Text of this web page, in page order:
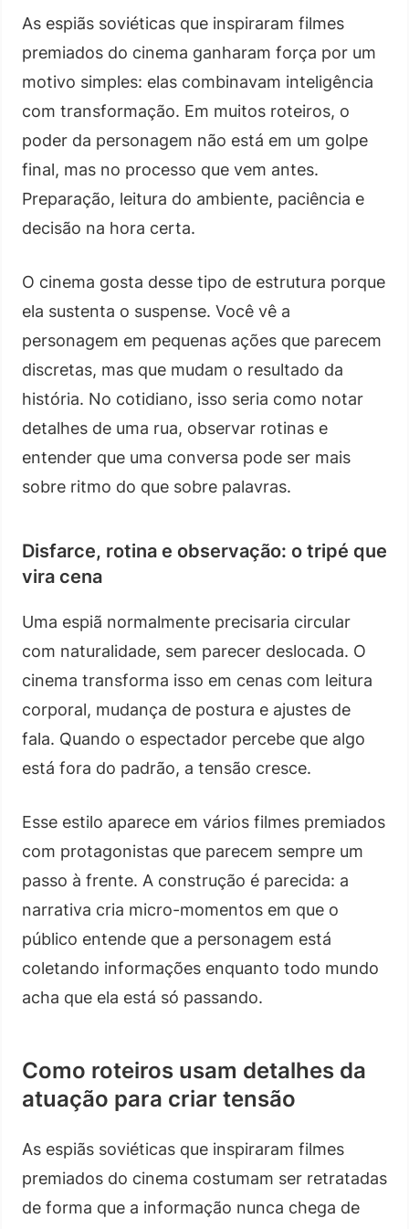
As espiãs soviéticas que inspiraram filmes
premiados do cinema ganharam força por um
motivo simples: elas combinavam inteligência
com transformação. Em muitos roteiros, o
poder da personagem não está em um golpe
final, mas no processo que vem antes.
Preparação, leitura do ambiente, paciência e
decisão na hora certa.
O cinema gosta desse tipo de estrutura porque
ela sustenta o suspense. Você vê a
personagem em pequenas ações que parecem
discretas, mas que mudam o resultado da
história. No cotidiano, isso seria como notar
detalhes de uma rua, observar rotinas e
entender que uma conversa pode ser mais
sobre ritmo do que sobre palavras.
Disfarce, rotina e observação: o tripé que
vira cena
Uma espiã normalmente precisaria circular
com naturalidade, sem parecer deslocada. O
cinema transforma isso em cenas com leitura
corporal, mudança de postura e ajustes de
fala. Quando o espectador percebe que algo
está fora do padrão, a tensão cresce.
Esse estilo aparece em vários filmes premiados
com protagonistas que parecem sempre um
passo à frente. A construção é parecida: a
narrativa cria micro-momentos em que o
público entende que a personagem está
coletando informações enquanto todo mundo
acha que ela está só passando.
Como roteiros usam detalhes da
atuação para criar tensão
As espiãs soviéticas que inspiraram filmes
premiados do cinema costumam ser retratadas
de forma que a informação nunca chega de